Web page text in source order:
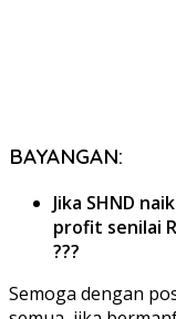
BAYANGAN:
Jika SHND
profit senilai
???
Semoga dengan